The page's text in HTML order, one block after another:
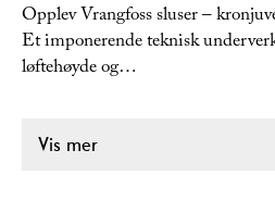
Opplev Vrangfoss sluser –
Et imponerende teknisk
løftehøyde og…
Vis mer